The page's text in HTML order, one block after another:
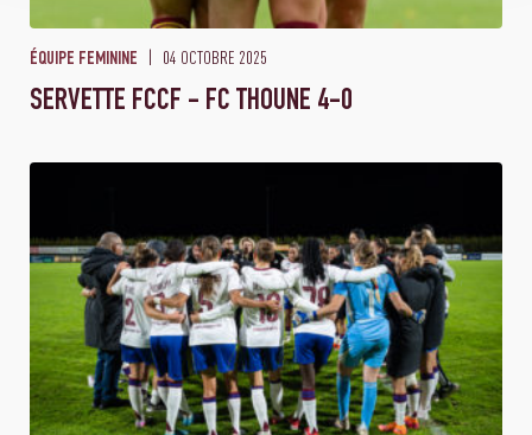
ÉQUIPE FEMININE 04 OCTOBRE 2025
SERVETTE FCCF - FC THOUNE 4-0